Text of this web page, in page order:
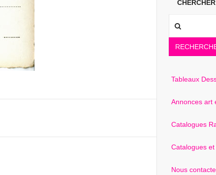
Tableaux
Annonces art
Catalogues
Catalogues
Nous